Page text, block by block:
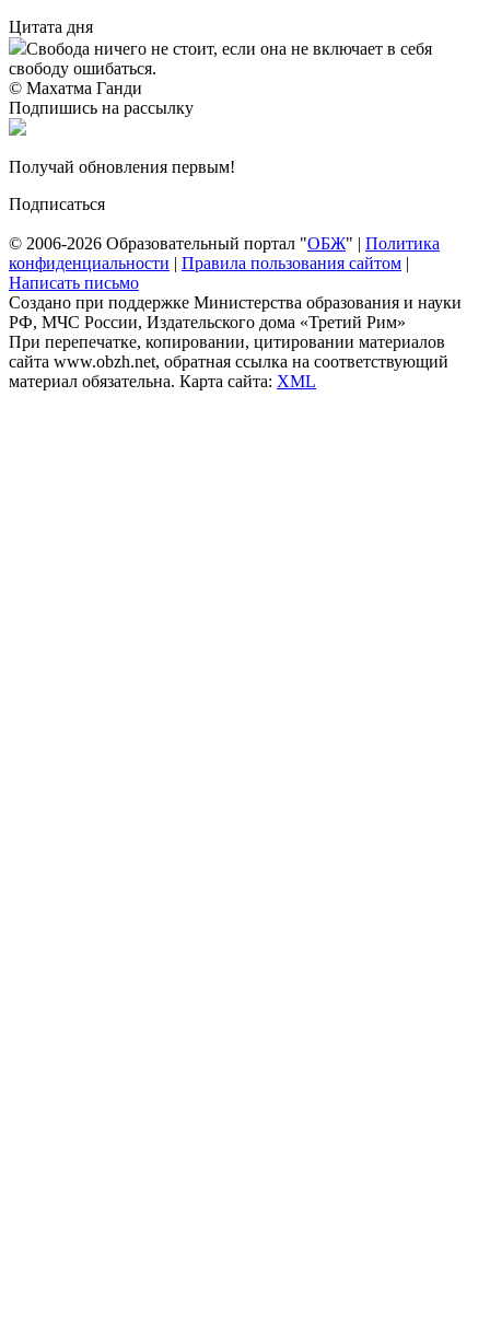
Цитата дня
Свобода ничего не стоит, если она не включает в себя
свободу ошибаться.
© Махатма Ганди
Подпишись на рассылку
Получай обновления первым!
Подписаться
© 2006-2026 Образовательный портал "ОБЖ" | Политика
конфиденциальности | Правила пользования сайтом |
Написать письмо
Создано при поддержке Министерства образования и науки
РФ, МЧС России, Издательского дома «Третий Рим»
При перепечатке, копировании, цитировании материалов
сайта www.obzh.net, обратная ссылка на соответствующий
материал обязательна. Карта сайта: XML